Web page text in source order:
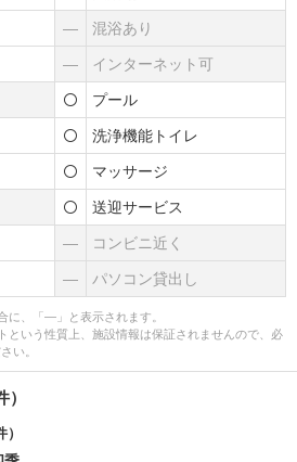
― 混浴あり
― インターネット可
プール
洗浄機能トイレ
マッサージ
送迎サービス
― コンビニ近く
― パソコン貸出し
に、「―」と表示されます。
という性質上、施設情報は保証されませんので、必
い。